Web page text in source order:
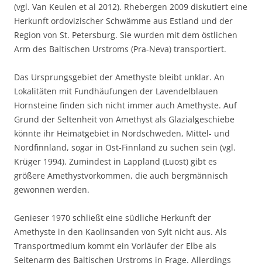
(vgl. Van Keulen et al 2012). Rhebergen 2009 diskutiert eine
Herkunft ordovizischer Schwämme aus Estland und der
Region von St. Petersburg. Sie wurden mit dem östlichen
Arm des Baltischen Urstroms (Pra-Neva) transportiert.
Das Ursprungsgebiet der Amethyste bleibt unklar. An
Lokalitäten mit Fundhäufungen der Lavendelblauen
Hornsteine finden sich nicht immer auch Amethyste. Auf
Grund der Seltenheit von Amethyst als Glazialgeschiebe
könnte ihr Heimatgebiet in Nordschweden, Mittel- und
Nordfinnland, sogar in Ost-Finnland zu suchen sein (vgl.
Krüger 1994). Zumindest in Lappland (Luost) gibt es
größere Amethystvorkommen, die auch bergmännisch
gewonnen werden.
Genieser 1970 schließt eine südliche Herkunft der
Amethyste in den Kaolinsanden von Sylt nicht aus. Als
Transportmedium kommt ein Vorläufer der Elbe als
Seitenarm des Baltischen Urstroms in Frage. Allerdings